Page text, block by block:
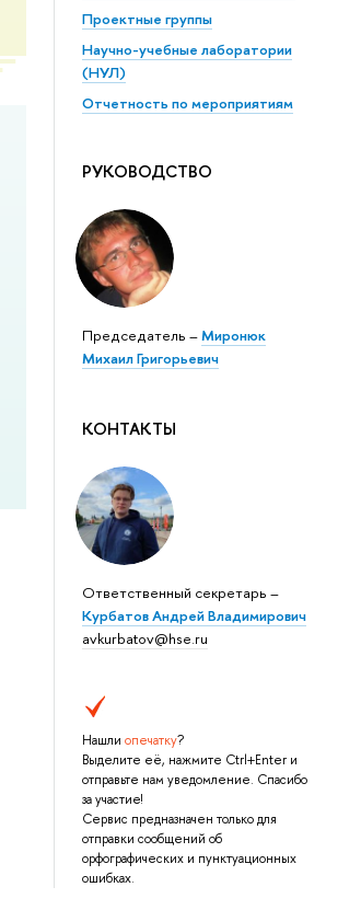
Проектные группы
Научно-учебные лаборатории
(НУЛ)
Отчетность по мероприятиям
РУКОВОДСТВО
Председатель –Миронюк
Михаил Григорьевич
КОНТАКТЫ
Ответственный секретарь –
Курбатов Андрей Владимирович
avkurbatov@hse.ru
Нашли опечатку?
Выделите её, нажмите Ctrl+Enter и
отправьте нам уведомление. Спасибо
за участие!
Сервис предназначен только для
отправки сообщений об
орфографических и пунктуационных
ошибках.